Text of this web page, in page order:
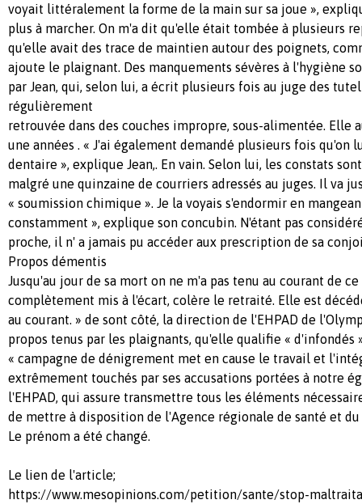
voyait littéralement la forme de la main sur sa joue »,
plus à marcher. On m'a dit qu'elle était tombée à plusieurs
qu'elle avait des trace de maintien autour des poignets,
ajoute le plaignant. Des manquements sévères à l'hygiène
par Jean, qui, selon lui, a écrit plusieurs fois au juge des
régulièrement
retrouvée dans des couches impropre, sous-alimentée. Elle
une années . « J'ai également demandé plusieurs fois qu'on
dentaire », explique Jean,. En vain. Selon lui, les constats
malgré une quinzaine de courriers adressés au juges. Il va
« soumission chimique ». Je la voyais s'endormir en
constamment », explique son concubin. N'étant pas
proche, il n' a jamais pu accéder aux prescription de sa
Propos démentis
Jusqu'au jour de sa mort on ne m'a pas tenu au courant de
complètement mis à l'écart, colère le retraité. Elle est
au courant. » de sont côté, la direction de l'EHPAD de
propos tenus par les plaignants, qu'elle qualifie « d'infondés
« campagne de dénigrement met en cause le travail et
extrêmement touchés par ses accusations portées à notre
l'EHPAD, qui assure transmettre tous les éléments
de mettre à disposition de l'Agence régionale de santé et
Le prénom a été changé.
Le lien de l'article;
https://www.mesopinions.com/petition/sante/stop-